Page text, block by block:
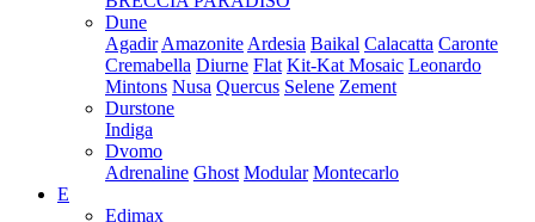
Dune
Agadir Amazonite Ardesia Baikal Calacatta Caronte
Cremabella Diurne Flat Kit-Kat Mosaic Leonardo
Mintons Nusa Quercus Selene Zement
Durstone
Indiga
Dvomo
Adrenaline Ghost Modular Montecarlo
E
Edimax